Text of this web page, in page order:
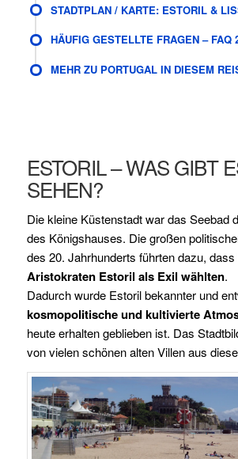
STADTPLAN / KARTE: ESTORIL &
HÄUFIG GESTELLTE FRAGEN – FAQ
MEHR ZU PORTUGAL IN DIESEM
ESTORIL – WAS GIBT
SEHEN?
Die kleine Küstenstadt war das Seebad
des Königshauses. Die großen
des 20. Jahrhunderts führten dazu, dass
Aristokraten Estoril als Exil wählten.
Dadurch wurde Estoril bekannter und
kosmopolitische und kultivierte
heute erhalten geblieben ist. Das
von vielen schönen alten Villen aus